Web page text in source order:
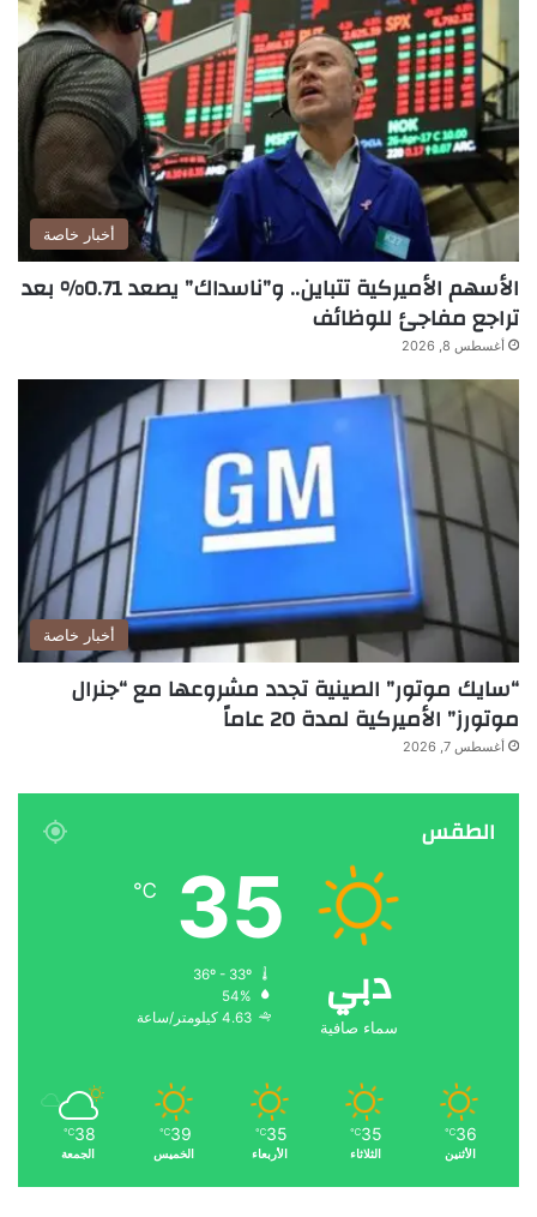
أخبار خاصة
الأسهم الأميركية تتباين.. و”ناسداك” يصعد 0.71% بعد
تراجع مفاجئ للوظائف
أغسطس 8, 2026
أخبار خاصة
“سايك موتور” الصينية تجدد مشروعها مع “جنرال
موتورز” الأميركية لمدة 20 عاماً
أغسطس 7, 2026
الطقس
دبي
سماء صافية
35
℃
54%
4.63 كيلومتر/ساعة
36
℃
الأثنين
35
℃
الثلاثاء
35
℃
الأربعاء
39
℃
الخميس
38
℃
الجمعة